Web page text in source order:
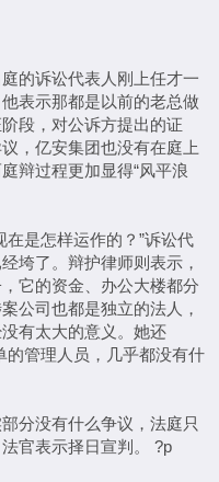
诉讼代表人刚上任才一
表示那都是以前的老总做
段，对公诉方提出的证
，亿安集团也没有在庭上
辩过程更加显得“风平浪
是怎样运作的？”诉讼代
垮了。辩护律师则表示，
它的资金、办公大楼都分
公司也都是独立的法人，
有太大的意义。她还
的管理人员，几乎都没有什
没有什么争议，法庭只
官表示择日宣判。 ?p